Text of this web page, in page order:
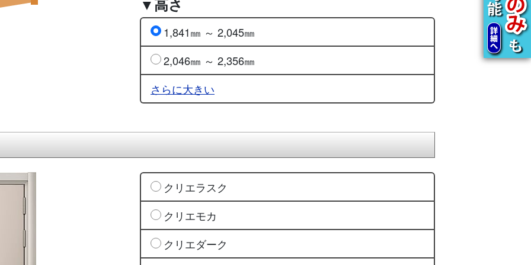
1,841㎜ ～ 2,045㎜
2,046㎜ ～ 2,356㎜
さらに大きい
クリエラスク
クリエモカ
クリエダーク